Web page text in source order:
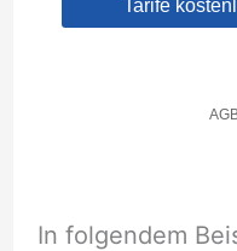
In folgendem